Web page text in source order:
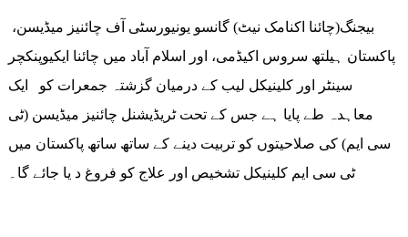
پاکستان ہیلتھ سروس اکیڈمی، اور اسلام آباد میں چائنا ایکیوپنکچر
سینٹر اور کلینیکل لیب کے درمیان گزشتہ جمعرات کو ایک
معاہدہ طے پایا ہے جس کے تحت ٹریڈیشنل چائنیز میڈیسن (ٹی
سی ایم) کی صلاحیتوں کو تربیت دینے کے ساتھ ساتھ پاکستان میں
ٹی سی ایم کلینیکل تشخیص اور علاج کو فروغ د یا جائے گا۔